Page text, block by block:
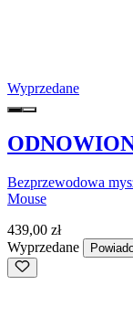
Wyprzedane
Bezprzewodowa
Mouse
439,00 zł
Wyprzedane